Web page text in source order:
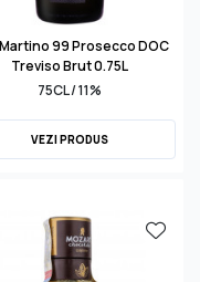
99 Prosecco DOC
Treviso Brut 0.75L
75CL / 11%
VEZI PRODUS